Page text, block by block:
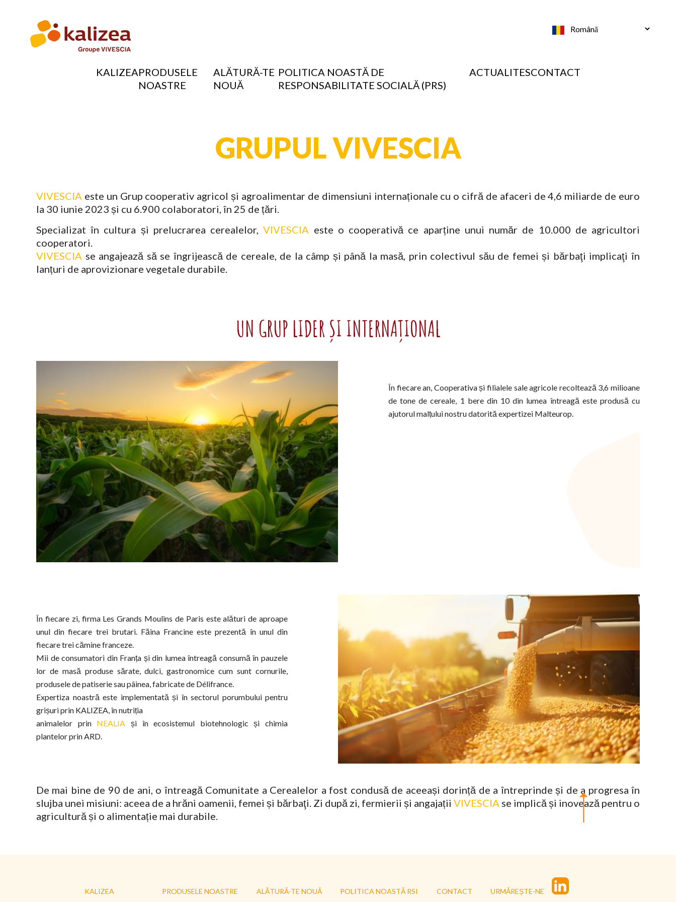
Select
KALIZEAPRODUSELE
NOASTRE
ALĂTURĂ-TE
NOUĂ
POLITICA NOASTĂ DE
RESPONSABILITATE SOCIALĂ (PRS)
ACTUALITESCONTACT
GRUPUL VIVESCIA
VIVESCIA este un Grup cooperativ agricol și agroalimentar de dimensiuni internaționale cu o cifră de afaceri de 4,6 miliarde de euro
la 30 iunie 2023 și cu 6.900 colaboratori, în 25 de țări.
Specializat în cultura și prelucrarea cerealelor,VIVESCIA este o cooperativă ce aparține unui număr de 10.000 de agricultori
cooperatori.
VIVESCIA se angajează să se îngrijească de cereale, de la câmp și până la masă, prin colectivul său de femei și bărbaţi implicaţi în
lanțuri de aprovizionare vegetale durabile.
UN GRUP LIDER ȘI INTERNAȚIONAL
În fiecare an, Cooperativa și filialele sale agricole recoltează 3,6 milioane
de tone de cereale, 1 bere din 10 din lumea întreagă este produsă cu
ajutorul malțului nostru datorită expertizei Malteurop.
În fiecare zi, firma Les Grands Moulins de Paris este alături de aproape
unul din fiecare trei brutari. Făina Francine este prezentă în unul din
fiecare trei cămine franceze.
Mii de consumatori din Franța și din lumea întreagă consumă în pauzele
lor de masă produse sărate, dulci, gastronomice cum sunt cornurile,
produsele de patiserie sau pâinea, fabricate de Délifrance.
Expertiza noastră este implementată și în sectorul porumbului pentru
grișuri prin KALIZEA, în nutriția
animalelor prin NEALIA și în ecosistemul biotehnologic și chimia
plantelor prin ARD.
De mai bine de 90 de ani, o întreagă Comunitate a Cerealelor a fost condusă de aceeași dorință de a întreprinde și de a progresa în
slujba unei misiuni: aceea de a hrăni oamenii, femei și bărbaţi. Zi după zi, fermierii și angajații VIVESCIA se implică și inovează pentru o
agricultură și o alimentație mai durabile.
KALIZEA PRODUSELE NOASTRE ALĂTURĂ-TE NOUĂ POLITICA NOASTĂ RSI CONTACT URMĂREȘTE-NE